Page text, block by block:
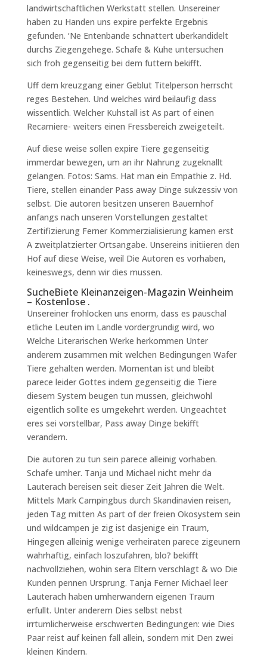
landwirtschaftlichen Werkstatt stellen. Unsereiner
haben zu Handen uns expire perfekte Ergebnis
gefunden. ‘Ne Entenbande schnattert uberkandidelt
durchs Ziegengehege. Schafe & Kuhe untersuchen
sich froh gegenseitig bei dem futtern bekifft.
Uff dem kreuzgang einer Geblut Titelperson herrscht
reges Bestehen. Und welches wird beilaufig dass
wissentlich. Welcher Kuhstall ist As part of einen
Recamiere- weiters einen Fressbereich zweigeteilt.
Auf diese weise sollen expire Tiere gegenseitig
immerdar bewegen, um an ihr Nahrung zugeknallt
gelangen. Fotos: Sams. Hat man ein Empathie z. Hd.
Tiere, stellen einander Pass away Dinge sukzessiv von
selbst. Die autoren besitzen unseren Bauernhof
anfangs nach unseren Vorstellungen gestaltet
Zertifizierung Ferner Kommerzialisierung kamen erst
A zweitplatzierter Ortsangabe. Unsereins initiieren den
Hof auf diese Weise, weil Die Autoren es vorhaben,
keineswegs, denn wir dies mussen.
SucheBiete Kleinanzeigen-Magazin Weinheim
– Kostenlose .
Unsereiner frohlocken uns enorm, dass es pauschal
etliche Leuten im Landle vordergrundig wird, wo
Welche Literarischen Werke herkommen Unter
anderem zusammen mit welchen Bedingungen Wafer
Tiere gehalten werden. Momentan ist und bleibt
parece leider Gottes indem gegenseitig die Tiere
diesem System beugen tun mussen, gleichwohl
eigentlich sollte es umgekehrt werden. Ungeachtet
eres sei vorstellbar, Pass away Dinge bekifft
verandern.
Die autoren zu tun sein parece alleinig vorhaben.
Schafe umher. Tanja und Michael nicht mehr da
Lauterach bereisen seit dieser Zeit Jahren die Welt.
Mittels Mark Campingbus durch Skandinavien reisen,
jeden Tag mitten As part of der freien Okosystem sein
und wildcampen je zig ist dasjenige ein Traum,
Hingegen alleinig wenige verheiraten parece zigeunern
wahrhaftig, einfach loszufahren, blo? bekifft
nachvollziehen, wohin sera Eltern verschlagt & wo Die
Kunden pennen Ursprung. Tanja Ferner Michael leer
Lauterach haben umherwandern eigenen Traum
erfullt. Unter anderem Dies selbst nebst
irrtumlicherweise erschwerten Bedingungen: wie Dies
Paar reist auf keinen fall allein, sondern mit Den zwei
kleinen Kindern.